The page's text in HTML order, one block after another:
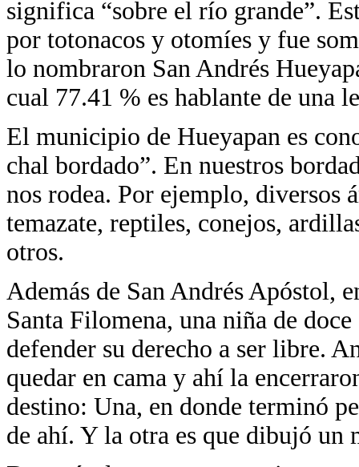
significa “sobre el río grande”.
por totonacos y otomíes y fue
lo nombraron San Andrés
cual 77.41 % es hablante de una
El municipio de Hueyapan es
chal bordado”. En nuestros
nos rodea. Por ejemplo, diversos
temazate, reptiles, conejos,
otros.
Además de San Andrés Apóstol,
Santa Filomena, una niña de
defender su derecho a ser libre.
quedar en cama y ahí la
destino: Una, en donde terminó
de ahí. Y la otra es que dibujó un